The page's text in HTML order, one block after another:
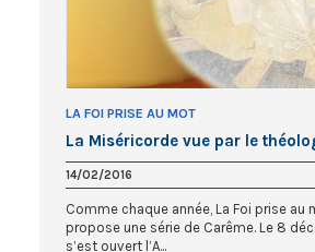
LA FOI PRISE AU MOT
La Miséricorde vue par le
14/02/2016
Comme chaque année, La Foi prise au
propose une série de Carême. Le 8
s’est ouvert l’A...